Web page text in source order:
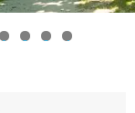
1 2 3 4